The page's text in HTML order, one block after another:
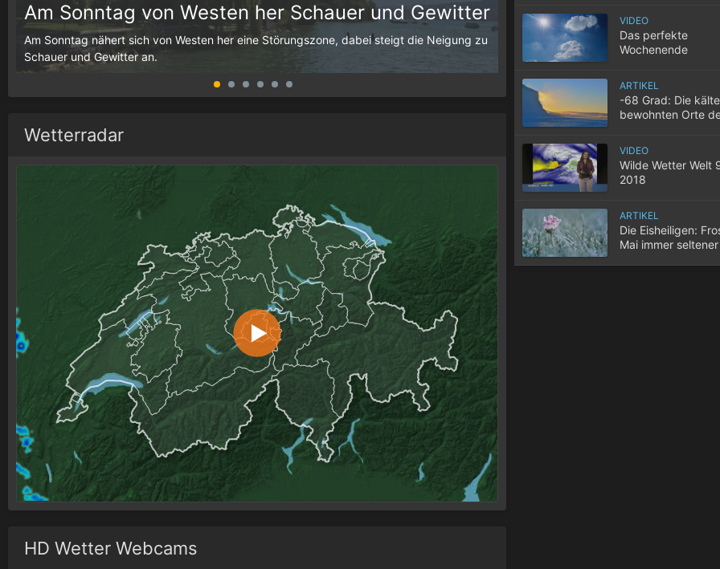
Am Sonntag von Westen her Schauer und Gewitter
Am Sonntag nähert sich von Westen her eine Störungszone, dabei steigt die Neigung zu
Schauer und Gewitter an.
10 Tipps für einen
Wenn selbst in der Nacht die
der Wohnung nicht entweicht, wird der
Wetterradar
HD Wetter Webcams
VIDEO
Das perfekte
Wochenende
ARTIKEL
-68 Grad: Die
bewohnten Orte
VIDEO
Wilde Wetter Welt
2018
ARTIKEL
Die Eisheiligen:
Mai immer seltener